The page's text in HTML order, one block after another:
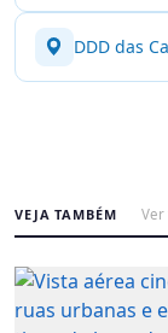
DDD das
VEJA TAMBÉM Ver